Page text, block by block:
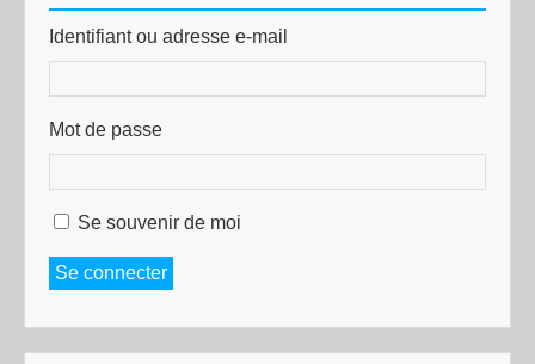
Identifiant ou adresse e-mail
Mot de passe
Se souvenir de moi
Se connecter